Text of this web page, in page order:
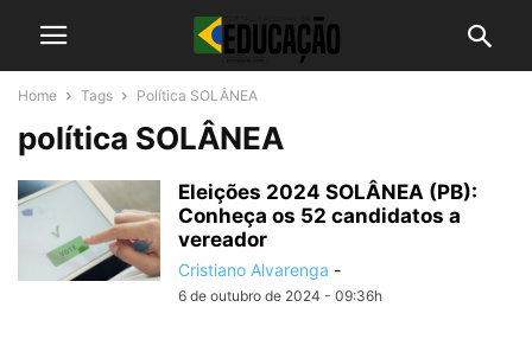
Home Tags Política SOLÂNEA
política SOLÂNEA
Eleições 2024 SOLÂNEA (PB):
Conheça os 52 candidatos a
vereador
Cristiano Alvarenga -
6 de outubro de 2024 - 09:36h